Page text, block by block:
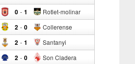
0 - Rotlet-molinar
1
2 - Collerense
0
2 - Santanyi
1
2 - Son Cladera
0